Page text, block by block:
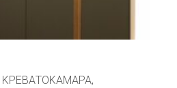
ΚΡΕΒΑΤΟΚΑΜΑΡΑ